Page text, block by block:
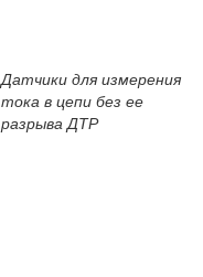
Датчики для измерения
тока в цепи без ее
разрыва ДТР